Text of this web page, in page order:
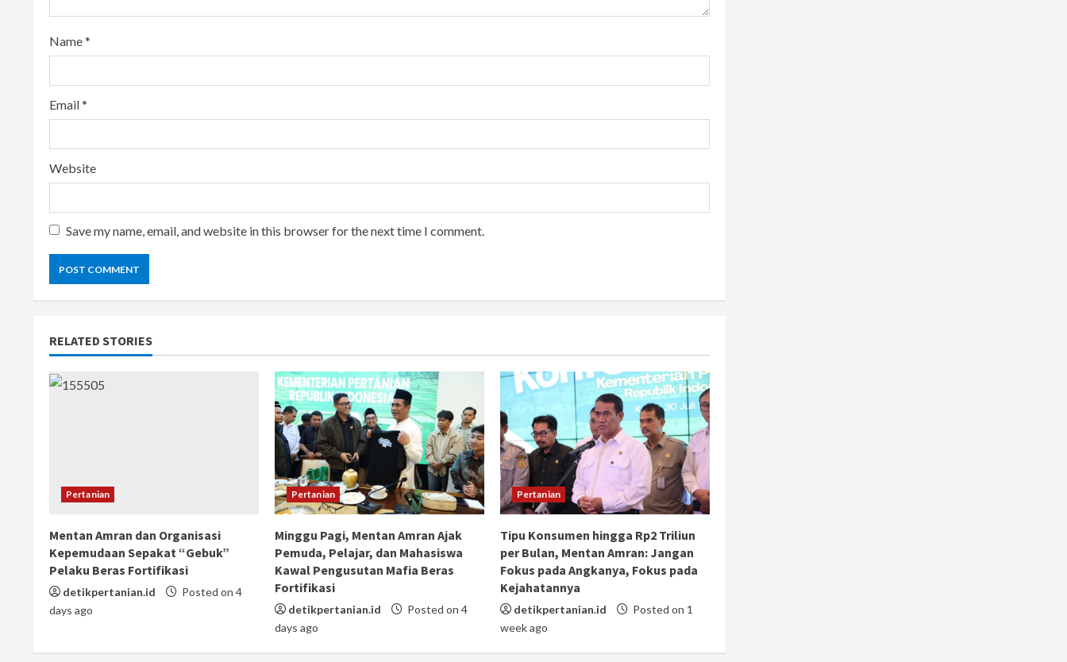
i
n
g
Name*
Email*
Website
Save my name, email, and website in this browser for the next time I comment.
RELATED STORIES
Pertanian
Mentan Amran dan Organisasi
Kepemudaan Sepakat “Gebuk”
Pelaku Beras Fortifikasi
detikpertanian.id
Posted on 4
days ago
Pertanian
Minggu Pagi, Mentan Amran Ajak
Pemuda, Pelajar, dan Mahasiswa
Kawal Pengusutan Mafia Beras
Fortifikasi
detikpertanian.id
Posted on 4
days ago
Pertanian
Tipu Konsumen hingga Rp2 Triliun
per Bulan, Mentan Amran: Jangan
Fokus pada Angkanya, Fokus pada
Kejahatannya
detikpertanian.id
Posted on 1
week ago